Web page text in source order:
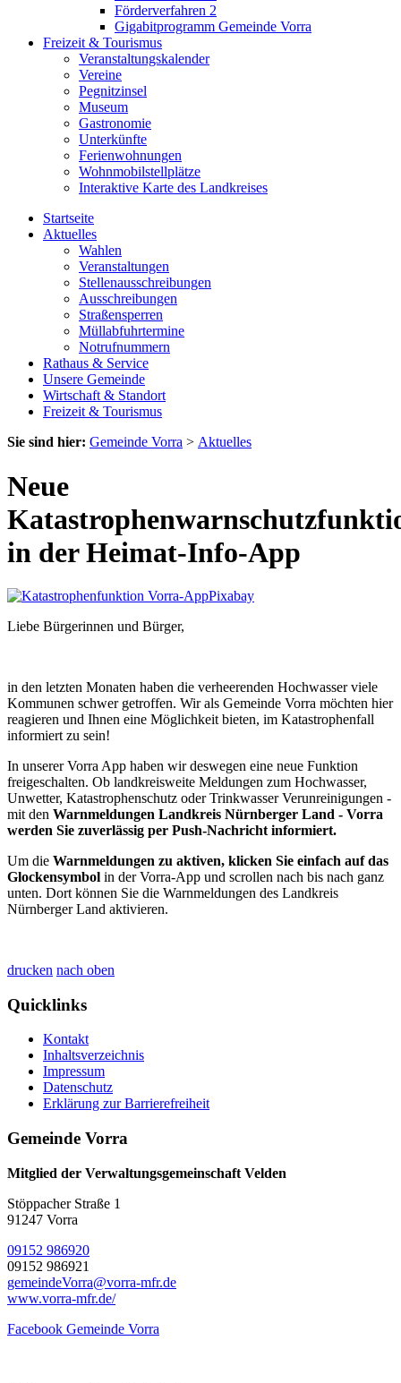
Förderverfahren 2
Gigabitprogramm Gemeinde Vorra
Freizeit & Tourismus
Veranstaltungskalender
Vereine
Pegnitzinsel
Museum
Gastronomie
Unterkünfte
Ferienwohnungen
Wohnmobilstellplätze
Interaktive Karte des Landkreises
Startseite
Aktuelles
Wahlen
Veranstaltungen
Stellenausschreibungen
Ausschreibungen
Straßensperren
Müllabfuhrtermine
Notrufnummern
Rathaus & Service
Unsere Gemeinde
Wirtschaft & Standort
Freizeit & Tourismus
Sie sind hier: Gemeinde Vorra > Aktuelles
Neue
in der Heimat-Info-App
Pixabay
Liebe Bürgerinnen und Bürger,
in den letzten Monaten haben die verheerenden Hochwasser viele
Kommunen schwer getroffen. Wir als Gemeinde Vorra möchten hier
reagieren und Ihnen eine Möglichkeit bieten, im Katastrophenfall
informiert zu sein!
In unserer Vorra App haben wir deswegen eine neue Funktion
freigeschalten. Ob landkreisweite Meldungen zum Hochwasser,
Unwetter, Katastrophenschutz oder Trinkwasser Verunreinigungen -
mit den Warnmeldungen Landkreis Nürnberger Land - Vorra
werden Sie zuverlässig per Push-Nachricht informiert.
Um die Warnmeldungen zu aktiven, klicken Sie einfach auf das
Glockensymbol in der Vorra-App und scrollen nach bis nach ganz
unten. Dort können Sie die Warnmeldungen des Landkreis
Nürnberger Land aktivieren.
drucken nach oben
Quicklinks
Kontakt
Inhaltsverzeichnis
Impressum
Datenschutz
Erklärung zur Barrierefreiheit
Gemeinde Vorra
Mitglied der Verwaltungsgemeinschaft Velden
Stöppacher Straße 1
91247 Vorra
09152 986920
09152 986921
gemeindeVorra@vorra-mfr.de
www.vorra-mfr.de/
Facebook Gemeinde Vorra